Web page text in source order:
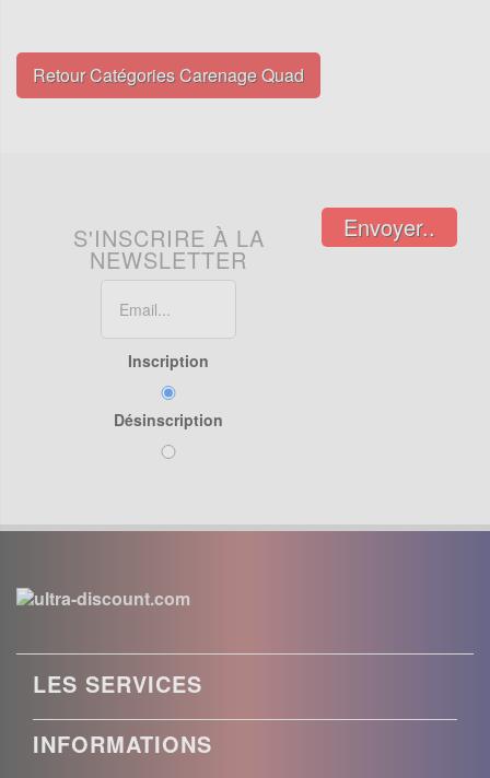
Retour Catégories Carenage Quad
S'INSCRIRE À LA
NEWSLETTER
Inscription
Désinscription
Envoyer..
LES SERVICES
INFORMATIONS